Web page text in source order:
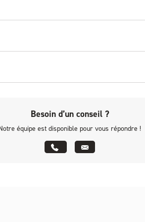
Besoin d’un conseil ?
équipe est disponible pour vous répondre !